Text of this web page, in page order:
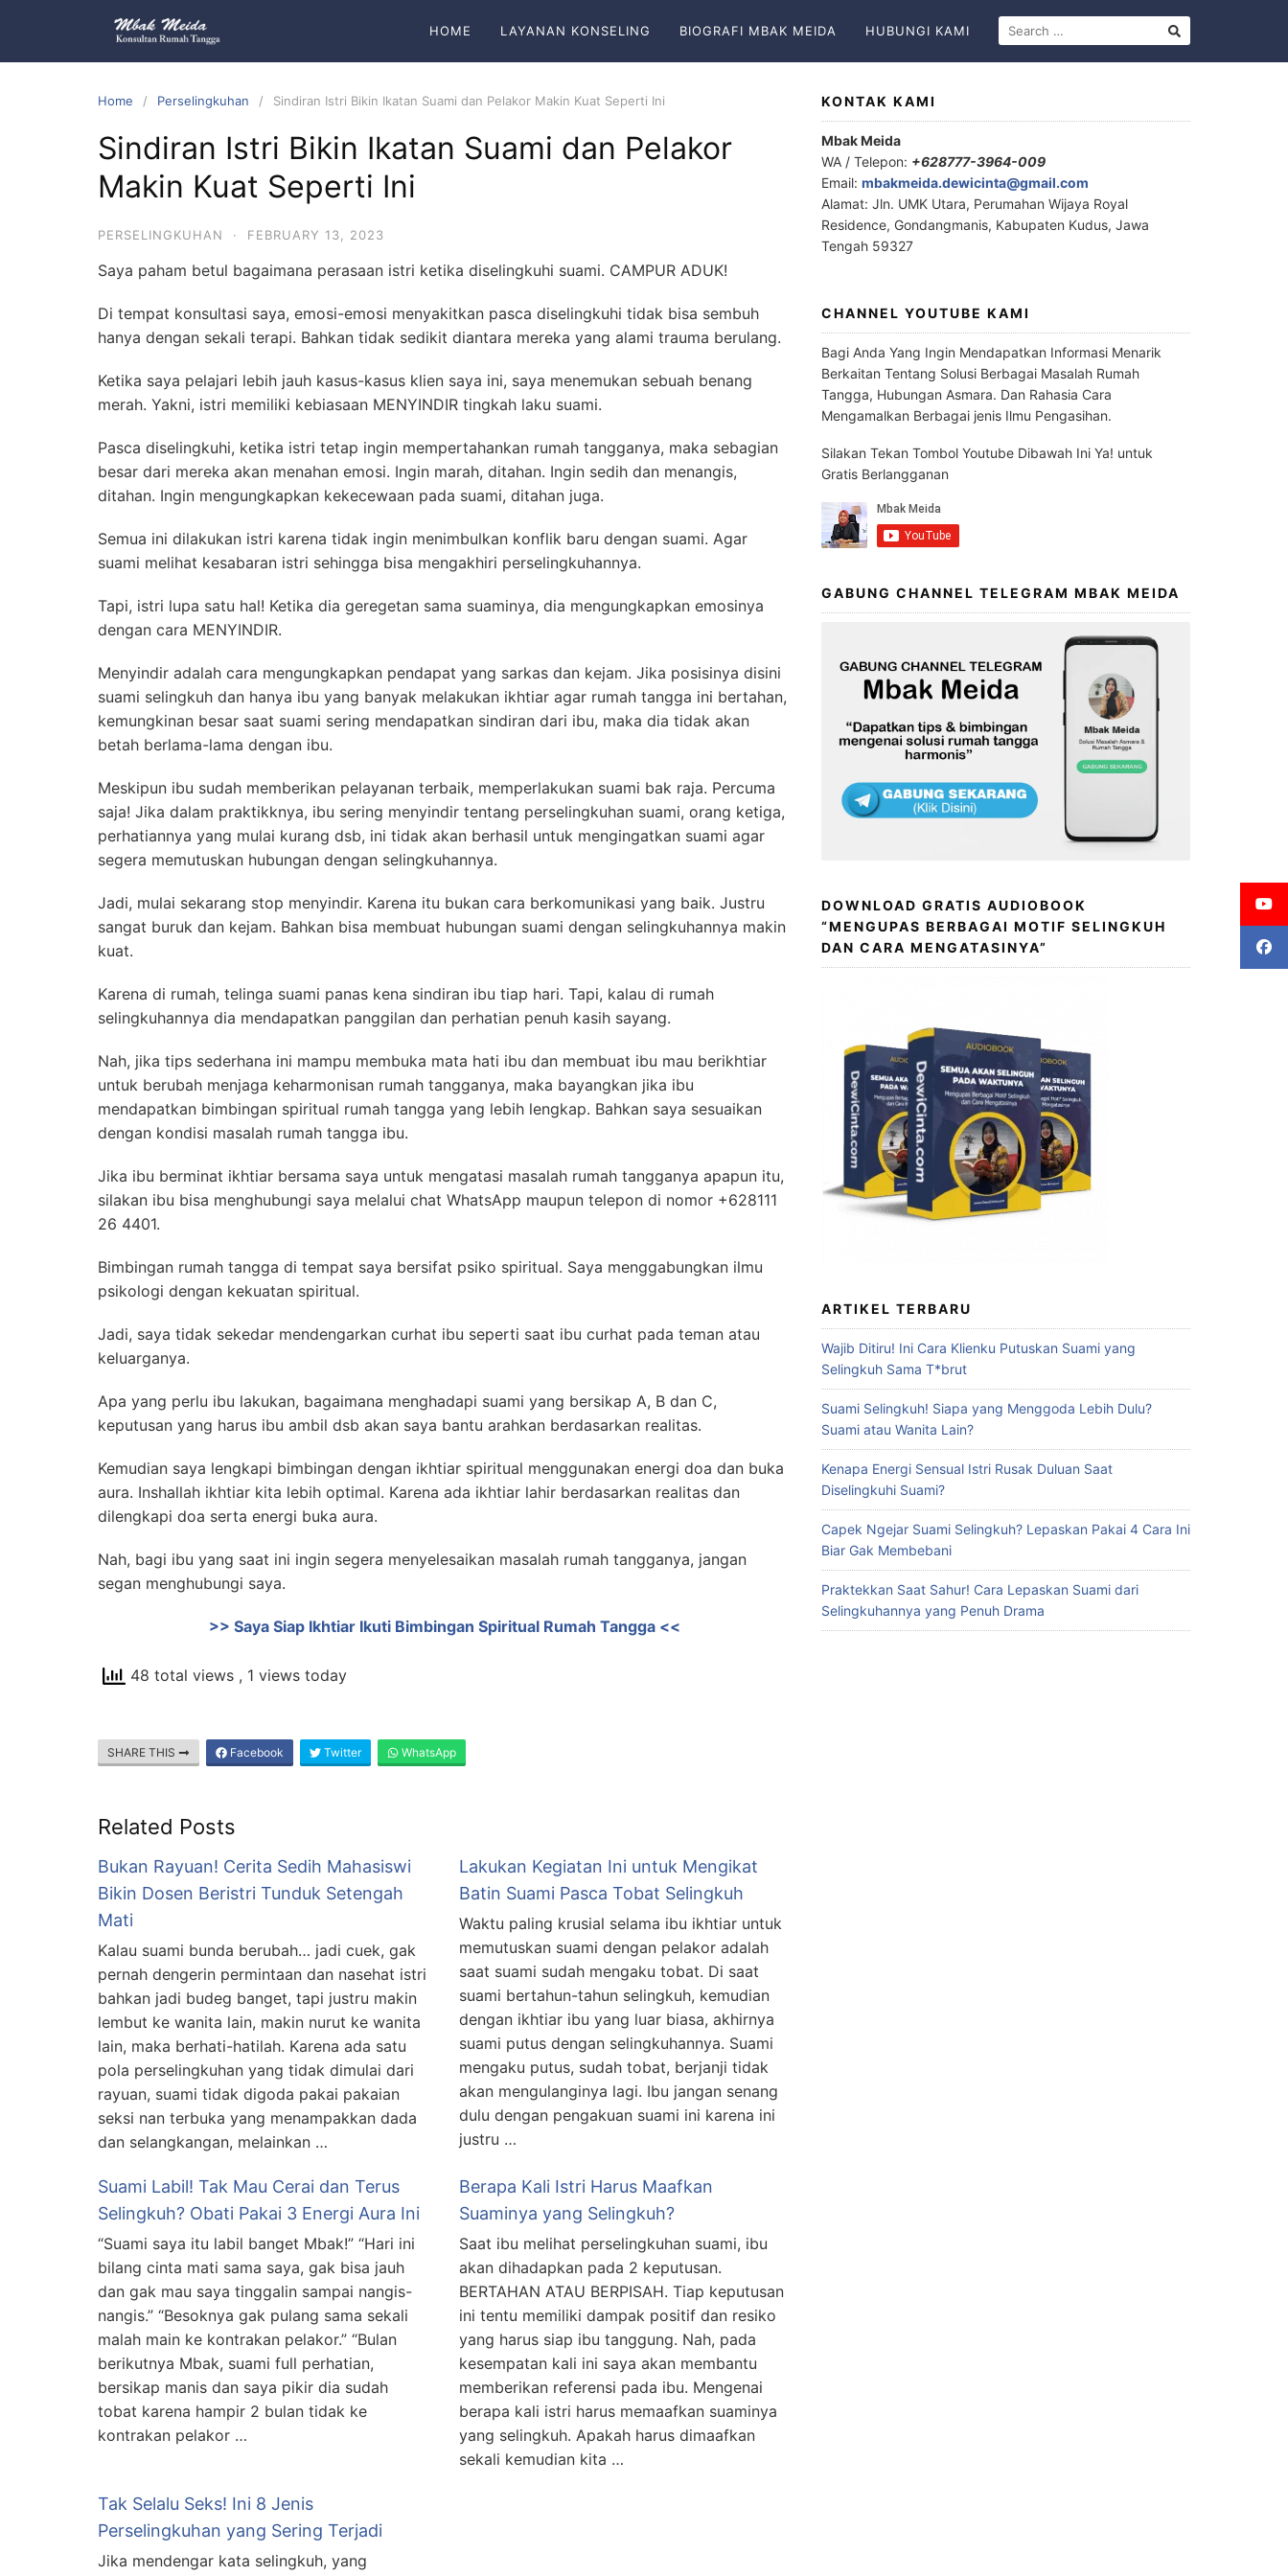
HOME LAYANAN KONSELING BIOGRAFI MBAK MEIDA HUBUNGI KAMI
Home Perselingkuhan Sindiran Istri Bikin Ikatan Suami dan Pelakor Makin Kuat Seperti Ini
Sindiran Istri Bikin Ikatan Suami dan Pelakor
Makin Kuat Seperti Ini
PERSELINGKUHAN · FEBRUARY 13, 2023
Saya paham betul bagaimana perasaan istri ketika diselingkuhi suami. CAMPUR ADUK!
Di tempat konsultasi saya, emosi-emosi menyakitkan pasca diselingkuhi tidak bisa sembuh
hanya dengan sekali terapi. Bahkan tidak sedikit diantara mereka yang alami trauma berulang.
Ketika saya pelajari lebih jauh kasus-kasus klien saya ini, saya menemukan sebuah benang
merah. Yakni, istri memiliki kebiasaan MENYINDIR tingkah laku suami.
Pasca diselingkuhi, ketika istri tetap ingin mempertahankan rumah tangganya, maka sebagian
besar dari mereka akan menahan emosi. Ingin marah, ditahan. Ingin sedih dan menangis,
ditahan. Ingin mengungkapkan kekecewaan pada suami, ditahan juga.
Semua ini dilakukan istri karena tidak ingin menimbulkan konflik baru dengan suami. Agar
suami melihat kesabaran istri sehingga bisa mengakhiri perselingkuhannya.
Tapi, istri lupa satu hal! Ketika dia geregetan sama suaminya, dia mengungkapkan emosinya
dengan cara MENYINDIR.
Menyindir adalah cara mengungkapkan pendapat yang sarkas dan kejam. Jika posisinya disini
suami selingkuh dan hanya ibu yang banyak melakukan ikhtiar agar rumah tangga ini bertahan,
kemungkinan besar saat suami sering mendapatkan sindiran dari ibu, maka dia tidak akan
betah berlama-lama dengan ibu.
Meskipun ibu sudah memberikan pelayanan terbaik, memperlakukan suami bak raja. Percuma
saja! Jika dalam praktikknya, ibu sering menyindir tentang perselingkuhan suami, orang ketiga,
perhatiannya yang mulai kurang dsb, ini tidak akan berhasil untuk mengingatkan suami agar
segera memutuskan hubungan dengan selingkuhannya.
Jadi, mulai sekarang stop menyindir. Karena itu bukan cara berkomunikasi yang baik. Justru
sangat buruk dan kejam. Bahkan bisa membuat hubungan suami dengan selingkuhannya makin
kuat.
Karena di rumah, telinga suami panas kena sindiran ibu tiap hari. Tapi, kalau di rumah
selingkuhannya dia mendapatkan panggilan dan perhatian penuh kasih sayang.
Nah, jika tips sederhana ini mampu membuka mata hati ibu dan membuat ibu mau berikhtiar
untuk berubah menjaga keharmonisan rumah tangganya, maka bayangkan jika ibu
mendapatkan bimbingan spiritual rumah tangga yang lebih lengkap. Bahkan saya sesuaikan
dengan kondisi masalah rumah tangga ibu.
Jika ibu berminat ikhtiar bersama saya untuk mengatasi masalah rumah tangganya apapun itu,
silakan ibu bisa menghubungi saya melalui chat WhatsApp maupun telepon di nomor +628111
26 4401.
Bimbingan rumah tangga di tempat saya bersifat psiko spiritual. Saya menggabungkan ilmu
psikologi dengan kekuatan spiritual.
Jadi, saya tidak sekedar mendengarkan curhat ibu seperti saat ibu curhat pada teman atau
keluarganya.
Apa yang perlu ibu lakukan, bagaimana menghadapi suami yang bersikap A, B dan C,
keputusan yang harus ibu ambil dsb akan saya bantu arahkan berdasarkan realitas.
Kemudian saya lengkapi bimbingan dengan ikhtiar spiritual menggunakan energi doa dan buka
aura. Inshallah ikhtiar kita lebih optimal. Karena ada ikhtiar lahir berdasarkan realitas dan
dilengkapi doa serta energi buka aura.
Nah, bagi ibu yang saat ini ingin segera menyelesaikan masalah rumah tangganya, jangan
segan menghubungi saya.
>> Saya Siap Ikhtiar Ikuti Bimbingan Spiritual Rumah Tangga <<
48 total views , 1 views today
SHARE THIS Facebook Twitter WhatsApp
Related Posts
Bukan Rayuan! Cerita Sedih Mahasiswi
Bikin Dosen Beristri Tunduk Setengah
Mati
Kalau suami bunda berubah… jadi cuek, gak
pernah dengerin permintaan dan nasehat istri
bahkan jadi budeg banget, tapi justru makin
lembut ke wanita lain, makin nurut ke wanita
lain, maka berhati-hatilah. Karena ada satu
pola perselingkuhan yang tidak dimulai dari
rayuan, suami tidak digoda pakai pakaian
seksi nan terbuka yang menampakkan dada
dan selangkangan, melainkan …
Lakukan Kegiatan Ini untuk Mengikat
Batin Suami Pasca Tobat Selingkuh
Waktu paling krusial selama ibu ikhtiar untuk
memutuskan suami dengan pelakor adalah
saat suami sudah mengaku tobat. Di saat
suami bertahun-tahun selingkuh, kemudian
dengan ikhtiar ibu yang luar biasa, akhirnya
suami putus dengan selingkuhannya. Suami
mengaku putus, sudah tobat, berjanji tidak
akan mengulanginya lagi. Ibu jangan senang
dulu dengan pengakuan suami ini karena ini
justru …
Suami Labil! Tak Mau Cerai dan Terus
Selingkuh? Obati Pakai 3 Energi Aura Ini
“Suami saya itu labil banget Mbak!” “Hari ini
bilang cinta mati sama saya, gak bisa jauh
dan gak mau saya tinggalin sampai nangis-
nangis.” “Besoknya gak pulang sama sekali
malah main ke kontrakan pelakor.” “Bulan
berikutnya Mbak, suami full perhatian,
bersikap manis dan saya pikir dia sudah
tobat karena hampir 2 bulan tidak ke
kontrakan pelakor …
Berapa Kali Istri Harus Maafkan
Suaminya yang Selingkuh?
Saat ibu melihat perselingkuhan suami, ibu
akan dihadapkan pada 2 keputusan.
BERTAHAN ATAU BERPISAH. Tiap keputusan
ini tentu memiliki dampak positif dan resiko
yang harus siap ibu tanggung. Nah, pada
kesempatan kali ini saya akan membantu
memberikan referensi pada ibu. Mengenai
berapa kali istri harus memaafkan suaminya
yang selingkuh. Apakah harus dimaafkan
sekali kemudian kita …
Tak Selalu Seks! Ini 8 Jenis
Perselingkuhan yang Sering Terjadi
Jika mendengar kata selingkuh, yang
KONTAK KAMI
Mbak Meida
WA / Telepon: +628777-3964-009
Email: mbakmeida.dewicinta@gmail.com
Alamat: Jln. UMK Utara, Perumahan Wijaya Royal
Residence, Gondangmanis, Kabupaten Kudus, Jawa
Tengah 59327
CHANNEL YOUTUBE KAMI
Bagi Anda Yang Ingin Mendapatkan Informasi Menarik
Berkaitan Tentang Solusi Berbagai Masalah Rumah
Tangga, Hubungan Asmara. Dan Rahasia Cara
Mengamalkan Berbagai jenis Ilmu Pengasihan.
Silakan Tekan Tombol Youtube Dibawah Ini Ya! untuk
Gratis Berlangganan
GABUNG CHANNEL TELEGRAM MBAK MEIDA
DOWNLOAD GRATIS AUDIOBOOK
“MENGUPAS BERBAGAI MOTIF SELINGKUH
DAN CARA MENGATASINYA”
ARTIKEL TERBARU
Wajib Ditiru! Ini Cara Klienku Putuskan Suami yang
Selingkuh Sama T*brut
Suami Selingkuh! Siapa yang Menggoda Lebih Dulu?
Suami atau Wanita Lain?
Kenapa Energi Sensual Istri Rusak Duluan Saat
Diselingkuhi Suami?
Capek Ngejar Suami Selingkuh? Lepaskan Pakai 4 Cara Ini
Biar Gak Membebani
Praktekkan Saat Sahur! Cara Lepaskan Suami dari
Selingkuhannya yang Penuh Drama